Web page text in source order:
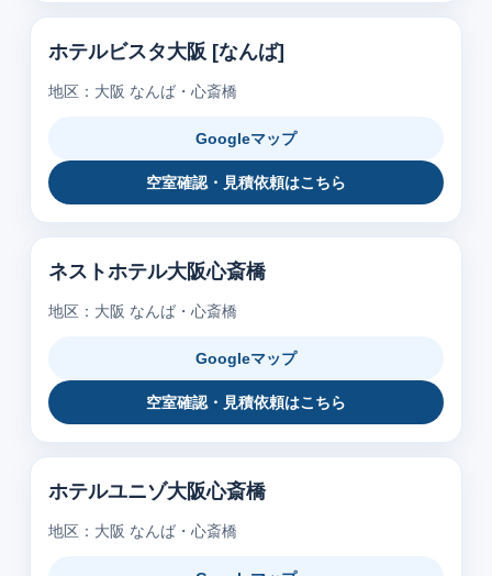
ホテルビスタ大阪 [なんば]
地区：大阪 なんば・心斎橋
Googleマップ
空室確認・見積依頼はこちら
ネストホテル大阪心斎橋
地区：大阪 なんば・心斎橋
Googleマップ
空室確認・見積依頼はこちら
ホテルユニゾ大阪心斎橋
地区：大阪 なんば・心斎橋